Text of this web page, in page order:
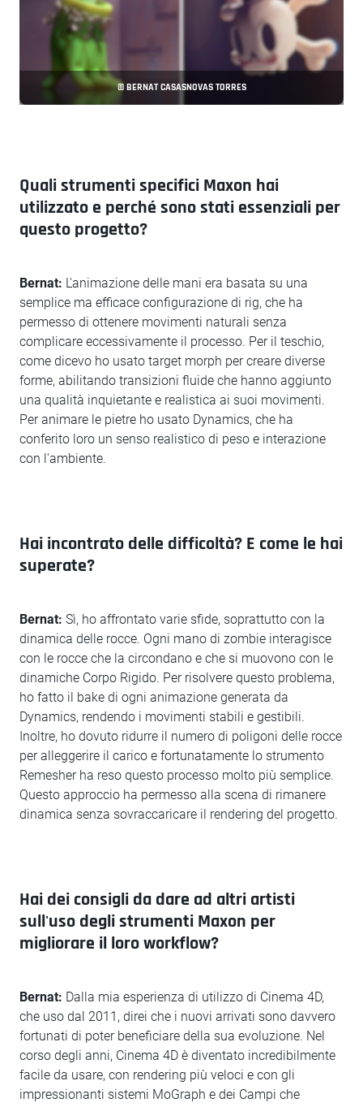
© BERNAT CASASNOVAS TORRES
Quali strumenti specifici Maxon hai
utilizzato e perché sono stati essenziali per
questo progetto?
Bernat: L'animazione delle mani era basata su una
semplice ma efficace configurazione di rig, che ha
permesso di ottenere movimenti naturali senza
complicare eccessivamente il processo. Per il teschio,
come dicevo ho usato target morph per creare diverse
forme, abilitando transizioni fluide che hanno aggiunto
una qualità inquietante e realistica ai suoi movimenti.
Per animare le pietre ho usato Dynamics, che ha
conferito loro un senso realistico di peso e interazione
con l'ambiente.
Hai incontrato delle difficoltà? E come le hai
superate?
Bernat: Sì, ho affrontato varie sfide, soprattutto con la
dinamica delle rocce. Ogni mano di zombie interagisce
con le rocce che la circondano e che si muovono con le
dinamiche Corpo Rigido. Per risolvere questo problema,
ho fatto il bake di ogni animazione generata da
Dynamics, rendendo i movimenti stabili e gestibili.
Inoltre, ho dovuto ridurre il numero di poligoni delle rocce
per alleggerire il carico e fortunatamente lo strumento
Remesher ha reso questo processo molto più semplice.
Questo approccio ha permesso alla scena di rimanere
dinamica senza sovraccaricare il rendering del progetto.
Hai dei consigli da dare ad altri artisti
sull'uso degli strumenti Maxon per
migliorare il loro workflow?
Bernat: Dalla mia esperienza di utilizzo di Cinema 4D,
che uso dal 2011, direi che i nuovi arrivati sono davvero
fortunati di poter beneficiare della sua evoluzione. Nel
corso degli anni, Cinema 4D è diventato incredibilmente
facile da usare, con rendering più veloci e con gli
impressionanti sistemi MoGraph e dei Campi che